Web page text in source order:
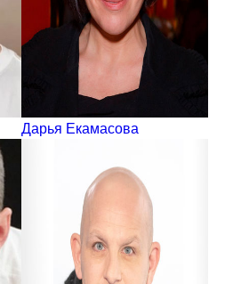
Дарья Екамасова